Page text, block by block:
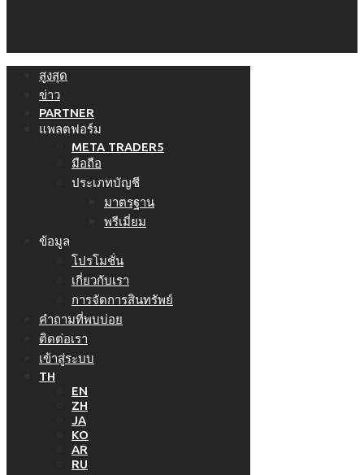
สูงสุด
ข่าว
PARTNER
แพลตฟอร์ม
META TRADER5
มือถือ
ประเภทบัญชี
มาตรฐาน
พรีเมี่ยม
ข้อมูล
โปรโมชั่น
เกี่ยวกับเรา
การจัดการสินทรัพย์
คำถามที่พบบ่อย
ติดต่อเรา
เข้าสู่ระบบ
TH
EN
ZH
JA
KO
AR
RU